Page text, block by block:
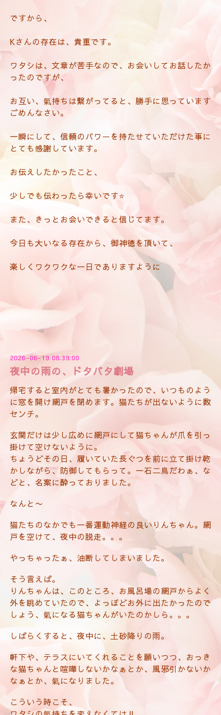
ですから、
Kさんの存在は、貴重です。
ワタシは、文章が苦手なので、 お会いしてお話したか
ったのですが、
お互い、氣持ちは繋がってると、勝手に思っています
ごめんなさい。
一瞬にして、信頼のパワーを持たせていただけた事に
とても感謝しています。
お伝えしたかったこと、
少しでも伝わったら幸いです⭐️
また、きっとお会いできると信じてます。
今日も大いなる存在から、御神徳を頂いて、
楽しくワクワクな一日でありますように
2026-06-19 08:39:00
夜中の雨の、ドタバタ劇場
帰宅すると室内がとても暑かったので、いつものよう
に窓を開け網戸を閉めます。猫たちが出ないように数
センチ。
玄関だけは少し広めに網戸にして猫ちゃんが爪を引っ
掛けて空けないように。
ちょうどその日、履いていた長ぐつを前に立て掛け乾
かしながら、防御してもらって。一石二鳥だわぁ、な
どと、名案に酔っておりました。
なんと〜
猫たちのなかでも一番運動神経の良いりんちゃん。網
戸を空けて、夜中の脱走。。。
やっちゃったぁ、油断してしまいました。
そう言えば。
りんちゃんは、このところ、お風呂場の網戸からよく
外を眺めていたので、よっぽどお外に出たかったので
しょう、氣になる猫ちゃんがいたのかしら。。。
しばらくすると、夜中に、土砂降りの雨。
軒下や、テラスにいてくれることを願いつつ、おっき
な猫ちゃんと喧嘩しないかなぁとか、風邪引かないか
なぁとか、氣になりました。
こういう時こそ、